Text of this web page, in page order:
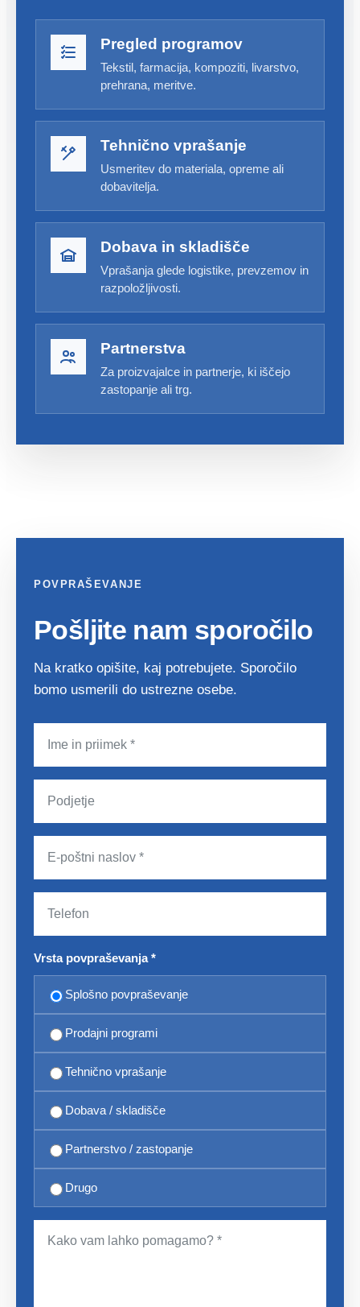
Pregled programov
Tekstil, farmacija, kompoziti, livarstvo,
prehrana, meritve.
Tehnično vprašanje
Usmeritev do materiala, opreme ali
dobavitelja.
Dobava in skladišče
Vprašanja glede logistike, prevzemov in
razpoložljivosti.
Partnerstva
Za proizvajalce in partnerje, ki iščejo
zastopanje ali trg.
POVPRAŠEVANJE
Pošljite nam sporočilo
Na kratko opišite, kaj potrebujete. Sporočilo
bomo usmerili do ustrezne osebe.
Vrsta povpraševanja *
Splošno povpraševanje
Prodajni programi
Tehnično vprašanje
Dobava / skladišče
Partnerstvo / zastopanje
Drugo